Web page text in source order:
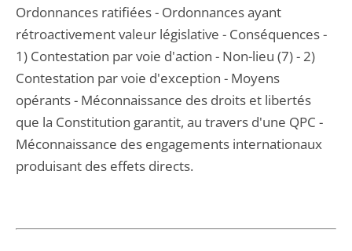
Ordonnances ratifiées - Ordonnances ayant
rétroactivement valeur législative - Conséquences -
1) Contestation par voie d'action - Non-lieu (7) - 2)
Contestation par voie d'exception - Moyens
opérants - Méconnaissance des droits et libertés
que la Constitution garantit, au travers d'une QPC -
Méconnaissance des engagements internationaux
produisant des effets directs.